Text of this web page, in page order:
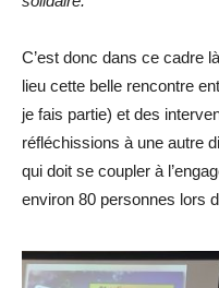
C’est donc dans ce cadre
lieu cette belle rencontre
je fais partie) et des
réfléchissions à une autre
qui doit se coupler à
environ 80 personnes lors